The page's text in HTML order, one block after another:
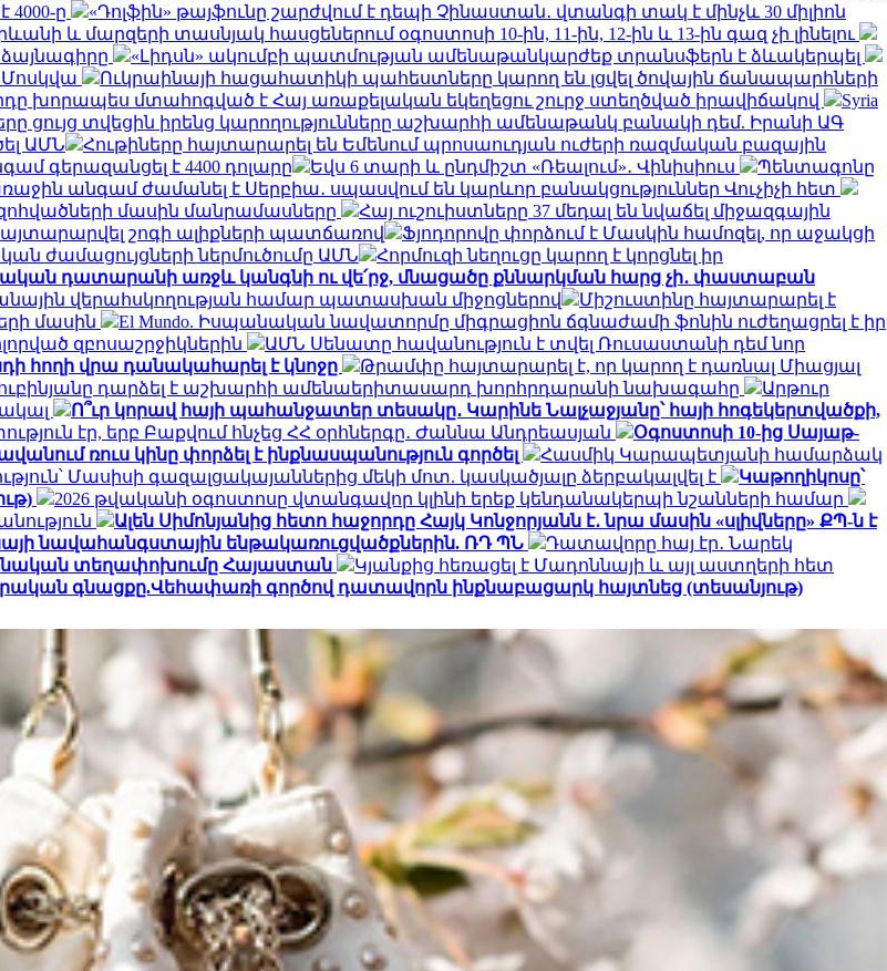
4000-ը
«Դոլֆին» թայֆունը շարժվում է դեպի Չինաստան․ վտանգի տակ է մինչև 30 միլիոն
և մարզերի տասնյակ հասցեներում օգոստոսի 10-ին, 11-ին, 12-ին և 13-ին գազ չի լինելու
«Լիդսն» ակումբի պատմության ամենաթանկարժեք տրանսֆերն է ձևակերպել
Ուկրաինայի հացահատիկի պահեստները կարող են լցվել ծովային ճանապարհների
խորապես մտահոգված է Հայ առաքելական եկեղեցու շուրջ ստեղծված իրավիճակով
Syria
ցույց տվեցին իրենց կարողությունները աշխարհի ամենաթանկ բանակի դեմ. Իրանի ԱԳ
ԱՄՆ
Հութիները հայտարարել են Եմենում պրոսաուդյան ուժերի ռազմական բազային
գերազանցել է 4400 դոլարը Եվս 6 տարի և ընդմիշտ «Ռեալում»․ Վինիսիուս
Պենտագոնը
անգամ ժամանել է Սերբիա․ սպասվում են կարևոր բանակցություններ Վուչիչի հետ
մասին մանրամասները
Հայ ուշուիստները 37 մեդալ են նվաճել միջազգային
շոգի ալիքների պատճառով
Ֆյոդորովը փորձում է Մասկին համոզել, որ աջակցի
ժամացույցների ներմուծումը ԱՄՆ
Հորմուզի նեղուցը կարող է կորցնել իր
դատարանի առջև կանգնի ու վե՛րջ, մնացածը քննարկման հարց չի․ փաստաբան
վերահսկողության համար պատասխան միջոցներով
Միշուստինը հայտարարել է
մասին
El Mundo. Իսպանական նավատորմը միգրացիոն ճգնաժամի ֆոնին ուժեղացրել է իր
զբոսաշրջիկներին
ԱՄՆ Սենատը հավանություն է տվել Ռուսաստանի դեմ նոր
հողի վրա դանակահարել է կնոջը
Թրամփը հայտարարել է, որ կարող է դառնալ Միացյալ
դարձել է աշխարհի ամենաերիտասարդ խորհրդարանի նախագահը
Արթուր
Ո՞ւր կորավ հայի պահանջատեր տեսակը․ Կարինե Նալչաջյանը՝ հայի հոգեկերտվածքի,
էր, երբ Բաքվում հնչեց ՀՀ օրհներգը․ Ժաննա Անդրեասյան
Օգոստոսի 10-ից Սայաթ-
ռուս կինը փորձել է ինքնասպանություն գործել
Հասմիկ Կարապետյանի համարձակ
Մասիսի գազալցակայաններից մեկի մոտ. կասկածյալը ձերբակալվել է
Կաթողիկոսը՝
2026 թվականի օգոստոսը վտանգավոր կլինի երեք կենդանակերպի նշանների համար
Ալեն Սիմոնյանից հետո հաջորդը Հայկ Կոնջորյանն է․ նրա մասին «սլիվները» ՔՊ-ն է
նավահանգստային ենթակառուցվածքներին. ՌԴ ՊՆ
Դատավորը հայ էր․ Նարեկ
տեղափոխումը Հայաստան
Կյանքից հեռացել է Մադոննայի և այլ աստղերի հետ
գնացքը.Վեհափառի գործով դատավորն ինքնաբացարկ հայտնեց (տեսանյութ)